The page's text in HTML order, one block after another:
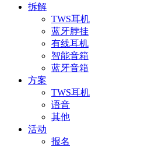
拆解
TWS耳机
蓝牙脖挂
有线耳机
智能音箱
蓝牙音箱
方案
TWS耳机
语音
其他
活动
报名